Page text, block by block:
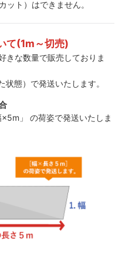
ット）はできません。
て(1m～切売)
きな数量で販売しておりま
態）で発送いたします。
」 の荷姿で発送いたしま